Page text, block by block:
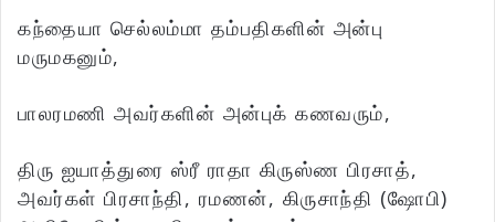
கந்தையா செல்லம்மா தம்பதிகளின் அன்பு
மருமகனும்,
பாலரமணி அவர்களின் அன்புக் கணவரும்,
திரு ஐயாத்துரை ஸ்ரீ ராதா கிருஸ்ண பிரசாத்,
அவர்கள் பிரசாந்தி, ரமணன், கிருசாந்தி (ஷோபி)